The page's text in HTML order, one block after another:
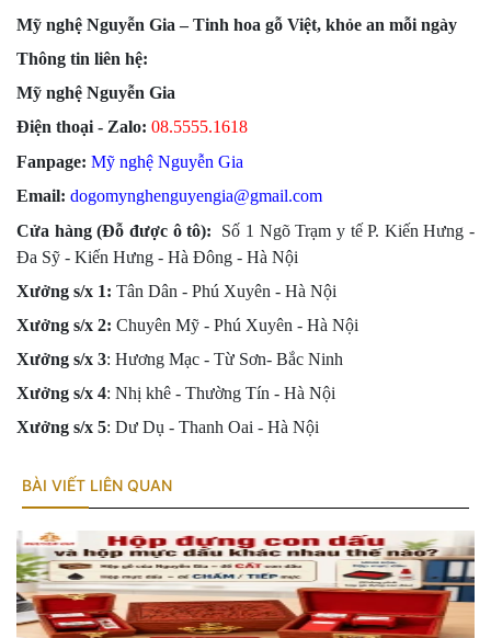
Mỹ nghệ Nguyễn Gia – Tinh hoa gỗ Việt, khỏe an mỗi ngày
Thông tin liên hệ:
Mỹ nghệ Nguyễn Gia
Điện thoại - Zalo: 08.5555.1618
Fanpage: Mỹ nghệ Nguyễn Gia
Email: dogomynghenguyengia@gmail.com
Cửa hàng (Đỗ được ô tô):
Số 1 Ngõ Trạm y tế P. Kiến Hưng -
Đa Sỹ - Kiến Hưng - Hà Đông - Hà Nội
Xưởng s/x 1: Tân Dân - Phú Xuyên - Hà Nội
Xưởng s/x 2: Chuyên Mỹ - Phú Xuyên - Hà Nội
Xưởng s/x 3: Hương Mạc - Từ Sơn- Bắc Ninh
Xưởng s/x 4: Nhị khê - Thường Tín - Hà Nội
Xưởng s/x 5: Dư Dụ - Thanh Oai - Hà Nội
BÀI VIẾT LIÊN QUAN